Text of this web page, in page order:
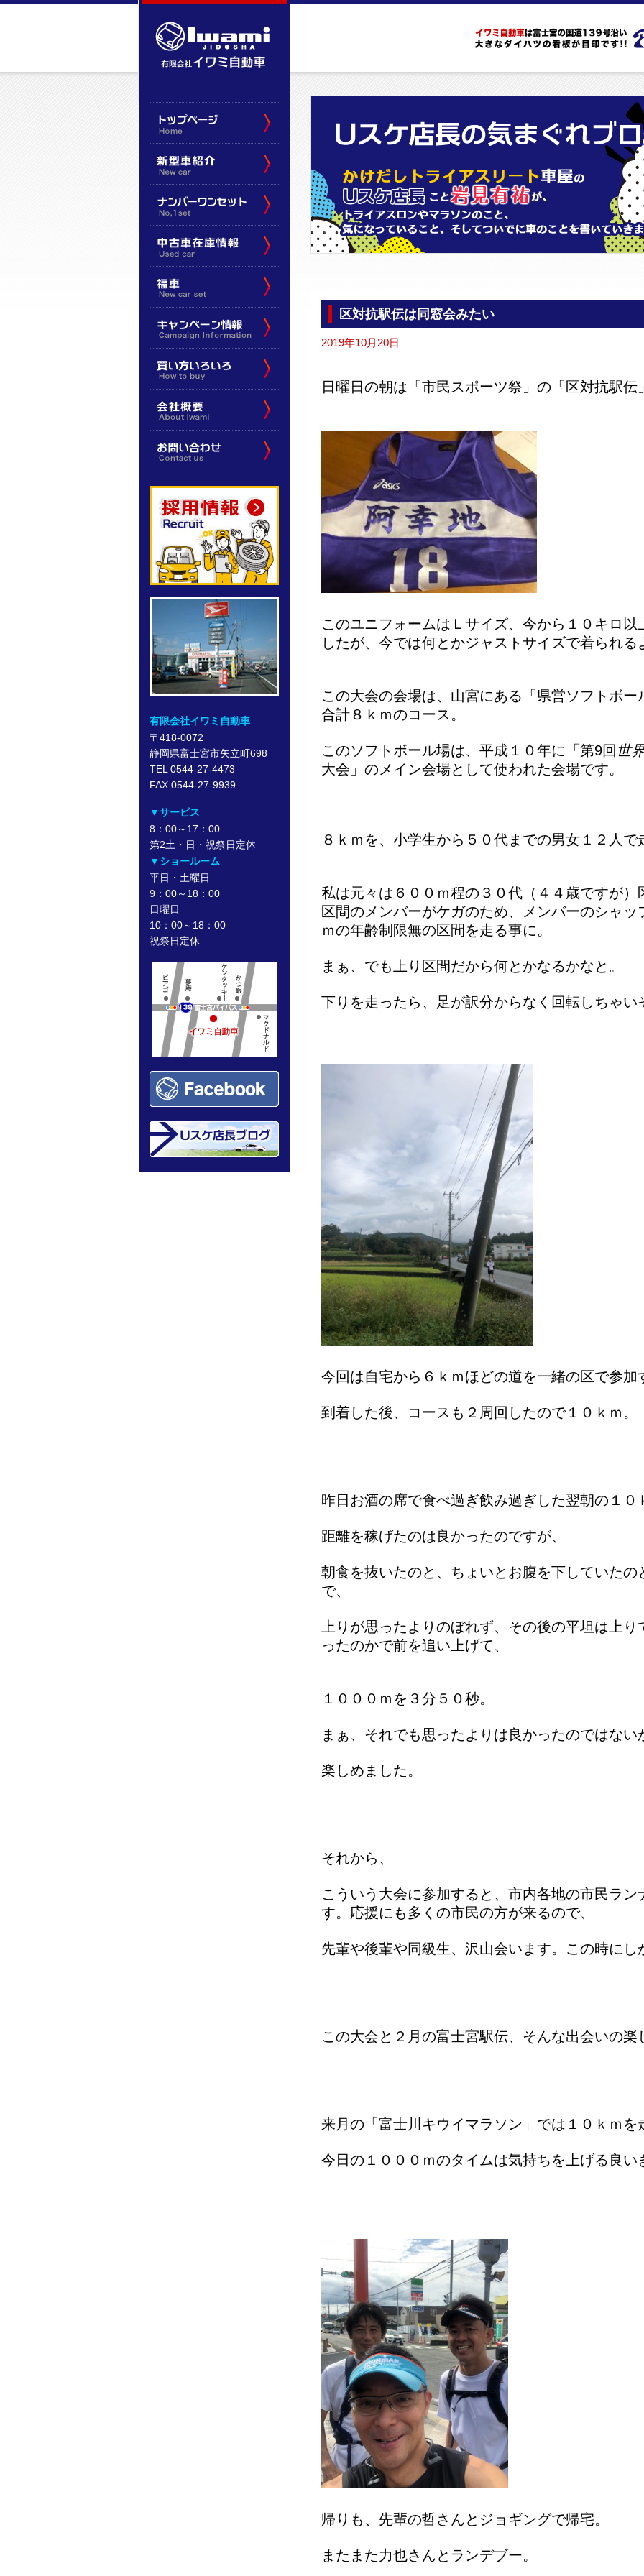
有限会社イワミ自動車
〒418-0072
静岡県富士宮市矢立町698
TEL 0544-27-4473
FAX 0544-27-9939
▼サービス
8：00～17：00
第2土・日・祝祭日定休
▼ショールーム
平日・土曜日
9：00～18：00
日曜日
10：00～18：00
祝祭日定休
区対抗駅伝は同窓会みたい
2019年10月20日
日曜日の朝は「市民スポーツ祭」の「区対抗駅伝
このユニフォームはＬサイズ、今から１０キロ
したが、今では何とかジャストサイズで着られる
この大会の会場は、山宮にある「県営ソフトボー
合計８ｋｍのコース。
このソフトボール場は、平成１０年に「第9回 世
大会」のメイン会場として使われた会場です。
８ｋｍを、小学生から５０代までの男女１２人で
私は元々は６００ｍ程の３０代（４４歳ですが）
区間のメンバーがケガのため、メンバーのシャッ
ｍの年齢制限無の区間を走る事に。
まぁ、でも上り区間だから何とかなるかなと。
下りを走ったら、足が訳分からなく回転しちゃい
今回は自宅から６ｋｍほどの道を一緒の区で参加
到着した後、コースも２周回したので１０ｋｍ。
昨日お酒の席で食べ過ぎ飲み過ぎした翌朝の１０
距離を稼げたのは良かったのですが、
朝食を抜いたのと、ちょいとお腹を下していたの
で、
上りが思ったよりのぼれず、その後の平坦は上
ったのかで前を追い上げて、
１０００ｍを３分５０秒。
まぁ、それでも思ったよりは良かったのではない
楽しめました。
それから、
こういう大会に参加すると、市内各地の市民ラン
す。応援にも多くの市民の方が来るので、
先輩や後輩や同級生、沢山会います。この時にし
この大会と２月の富士宮駅伝、そんな出会いの楽
来月の「富士川キウイマラソン」では１０ｋｍを
今日の１０００ｍのタイムは気持ちを上げる良い
帰りも、先輩の哲さんとジョギングで帰宅。
またまた力也さんとランデブー。